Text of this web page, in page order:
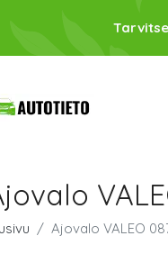
Ajovalo VALEO